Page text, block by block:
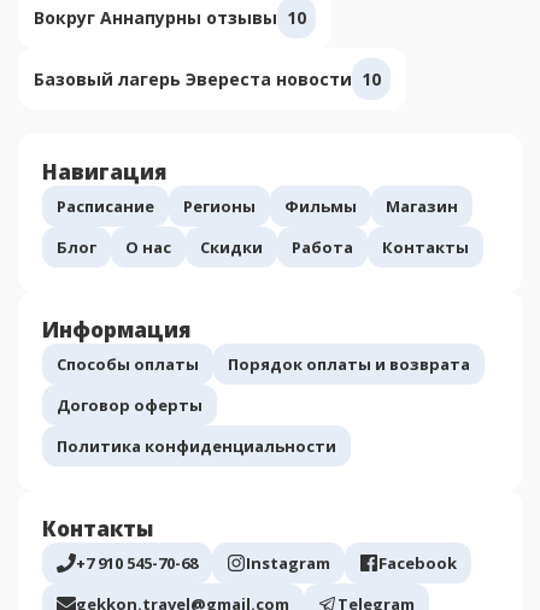
Вокруг Аннапурны отзывы 10
Базовый лагерь Эвереста новости 10
Навигация
Расписание Регионы Фильмы
Магазин
Блог
О нас Скидки Работа Контакты
Информация
Способы оплаты
Порядок оплаты и возврата
Договор оферты
Политика конфиденциальности
Контакты
+7 910 545-70-68 Instagram
Facebook
gekkon.travel@gmail.com
Telegram